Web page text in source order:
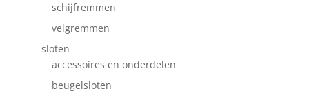
schijfremmen
velgremmen
sloten
accessoires en onderdelen
beugelsloten